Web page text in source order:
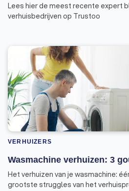
Lees hier de meest recente expert
verhuisbedrijven op Trustoo
VERHUIZERS
Wasmachine verhuizen: 3
Het verhuizen van je wasmachine:
grootste struggles van het